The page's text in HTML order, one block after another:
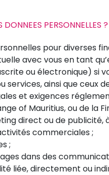
PERSONNELLES ?
pour diverses
avec vous en tant
ou électronique) si
ainsi que ceux
et exigences
of Mauritius, ou de la
direct ou de
commerciales ;
;
dans des
liée, directement ou